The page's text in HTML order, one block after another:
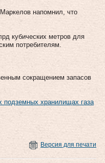
Маркелов напомнил, что
кубических метров для
потребителям.
сокращением запасов
подземных хранилищах газа
Версия для печати